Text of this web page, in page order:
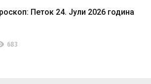
Петок 24. Јули 2026 година
683